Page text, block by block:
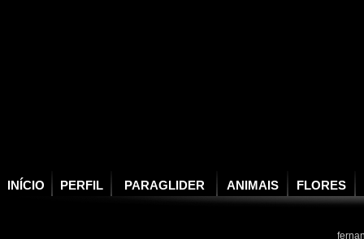
INÍCIO PERFIL PARAGLIDER ANIMAIS FLORES